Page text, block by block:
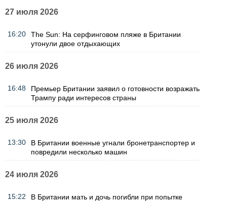
27 июля 2026
16:20
The Sun: На серфинговом пляже в Британии
утонули двое отдыхающих
26 июля 2026
16:48
Премьер Британии заявил о готовности возражать
Трампу ради интересов страны
25 июля 2026
13:30
В Британии военные угнали бронетранспортер и
повредили несколько машин
24 июля 2026
15:22
В Британии мать и дочь погибли при попытке